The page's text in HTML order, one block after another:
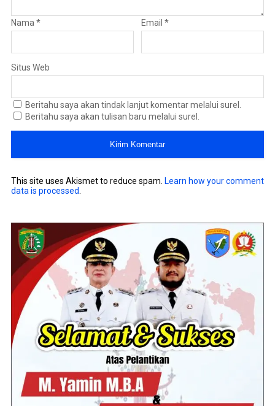
Nama * Email*
Situs Web
Beritahu saya akan tindak lanjut komentar melalui surel.
Beritahu saya akan tulisan baru melalui surel.
This site uses Akismet to reduce spam. Learn how your comment
data is processed